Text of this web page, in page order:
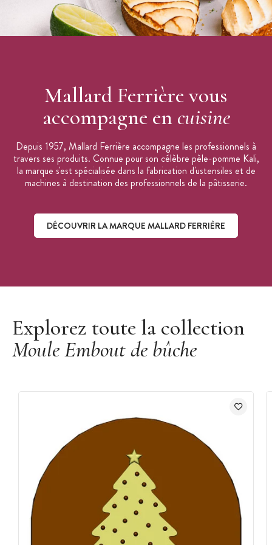
Mallard Ferrière vous
accompagne en cuisine
Depuis 1957, Mallard Ferrière accompagne les professionnels à
travers ses produits. Connue pour son célèbre pèle-pomme Kali,
la marque s'est spécialisée dans la fabrication d'ustensiles et de
machines à destination des professionnels de la pâtisserie.
DÉCOUVRIR LA MARQUE MALLARD FERRIÈRE
Explorez toute la collection
Moule Embout de bûche